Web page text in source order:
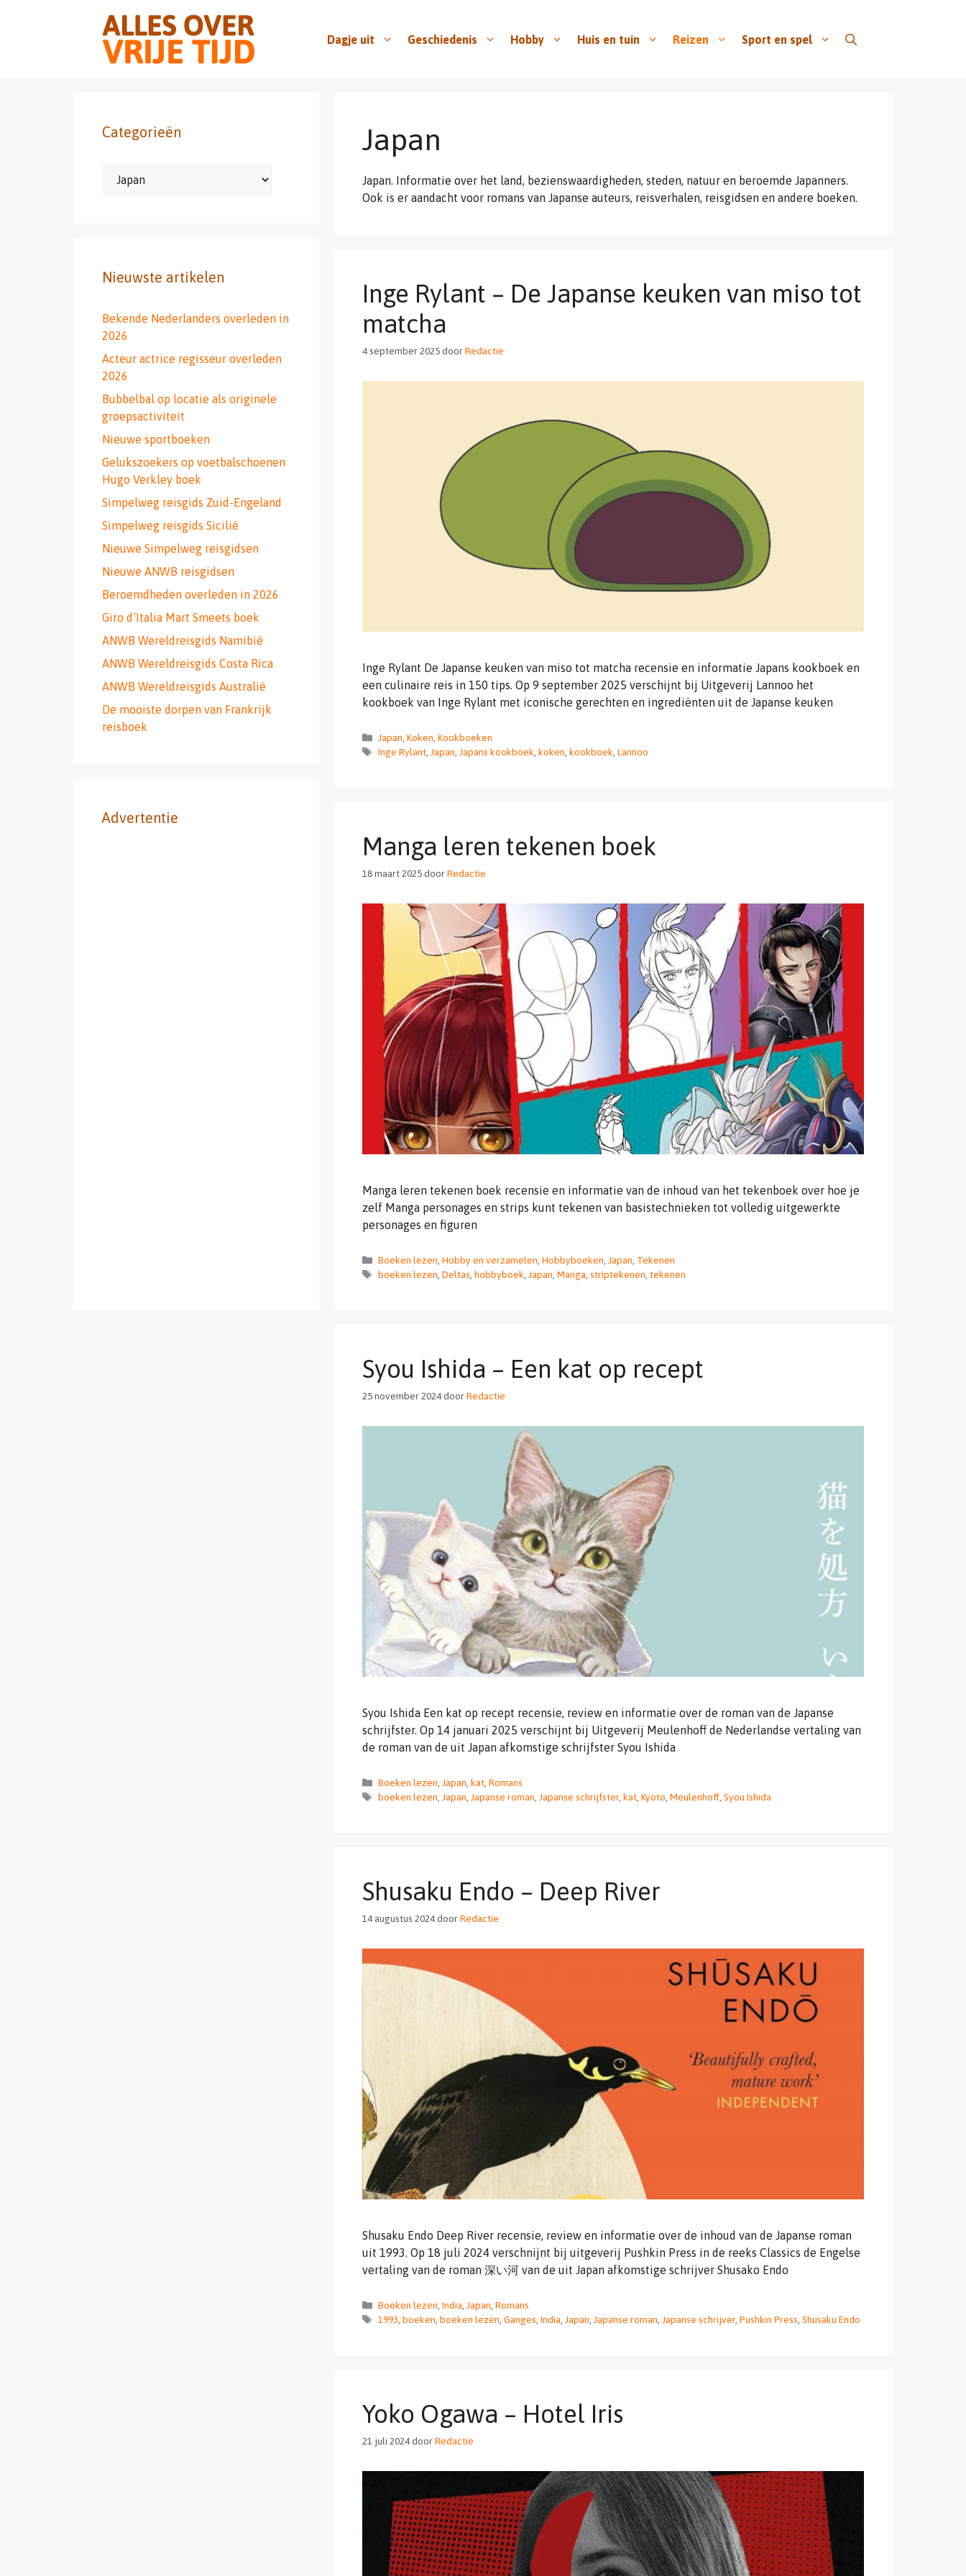
Dagje uit Geschiedenis Hobby Huis en tuin Reizen Sport en spel
Japan
Japan. Informatie over het land, bezienswaardigheden, steden, natuur en beroemde Japanners.
Ook is er aandacht voor romans van Japanse auteurs, reisverhalen, reisgidsen en andere boeken.
Inge Rylant – De Japanse keuken van miso tot
matcha
4 september 2025doorRedactie
Inge Rylant De Japanse keuken van miso tot matcha recensie en informatie Japans kookboek en
een culinaire reis in 150 tips. Op 9 september 2025 verschijnt bij Uitgeverij Lannoo het
kookboek van Inge Rylant met iconische gerechten en ingrediënten uit de Japanse keuken
Categorieën
Japan Koken Kookboeken
Tags
Inge Rylant, Japan Japans kookboek koken kookboek Lannoo
Manga leren tekenen boek
18 maart 2025doorRedactie
Manga leren tekenen boek recensie en informatie van de inhoud van het tekenboek over hoe je
zelf Manga personages en strips kunt tekenen van basistechnieken tot volledig uitgewerkte
personages en figuren
Categorieën
Boeken lezen Hobby en verzamelen Hobbyboeken Japan Tekenen
Tags
boeken lezen Deltas hobbyboek Japan Manga striptekenen tekenen
Syou Ishida – Een kat op recept
25 november 2024doorRedactie
Syou Ishida Een kat op recept recensie, review en informatie over de roman van de Japanse
schrijfster. Op 14 januari 2025 verschijnt bij Uitgeverij Meulenhoff de Nederlandse vertaling van
de roman van de uit Japan afkomstige schrijfster Syou Ishida
Categorieën
Boeken lezen Japan kat, Romans
Tags
boeken lezen Japan Japanse roman Japanse schrijfster, kat, Kyoto Meulenhoff, Syou Ishida
Shusaku Endo – Deep River
14 augustus 2024doorRedactie
Shusaku Endo Deep River recensie, review en informatie over de inhoud van de Japanse roman
uit 1993. Op 18 juli 2024 verschnijnt bij uitgeverij Pushkin Press in de reeks Classics de Engelse
vertaling van de roman 深い河 van de uit Japan afkomstige schrijver Shusako Endo
Categorieën
Boeken lezen India Japan Romans
Tags
1993 boeken boeken lezen Ganges India Japan Japanse roman Japanse schrijver, Pushkin Press Shusaku Endo
Yoko Ogawa – Hotel Iris
21 juli 2024doorRedactie
Categorieën
Categorieën
Nieuwste artikelen
Bekende Nederlanders overleden in
2026
Acteur actrice regisseur overleden
2026
Bubbelbal op locatie als originele
groepsactiviteit
Nieuwe sportboeken
Gelukszoekers op voetbalschoenen
Hugo Verkley boek
Simpelweg reisgids Zuid-Engeland
Simpelweg reisgids Sicilië
Nieuwe Simpelweg reisgidsen
Nieuwe ANWB reisgidsen
Beroemdheden overleden in 2026
Giro d’Italia Mart Smeets boek
ANWB Wereldreisgids Namibië
ANWB Wereldreisgids Costa Rica
ANWB Wereldreisgids Australië
De mooiste dorpen van Frankrijk
reisboek
Advertentie